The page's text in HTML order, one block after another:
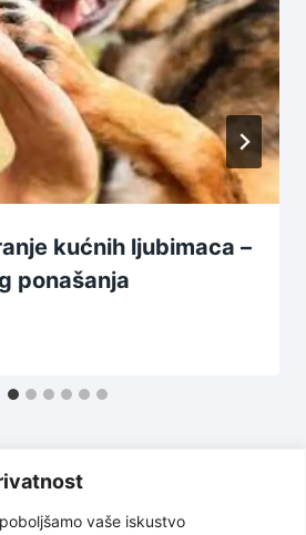
vaše iskustvo
kućnih ljubimaca –
ponašanja